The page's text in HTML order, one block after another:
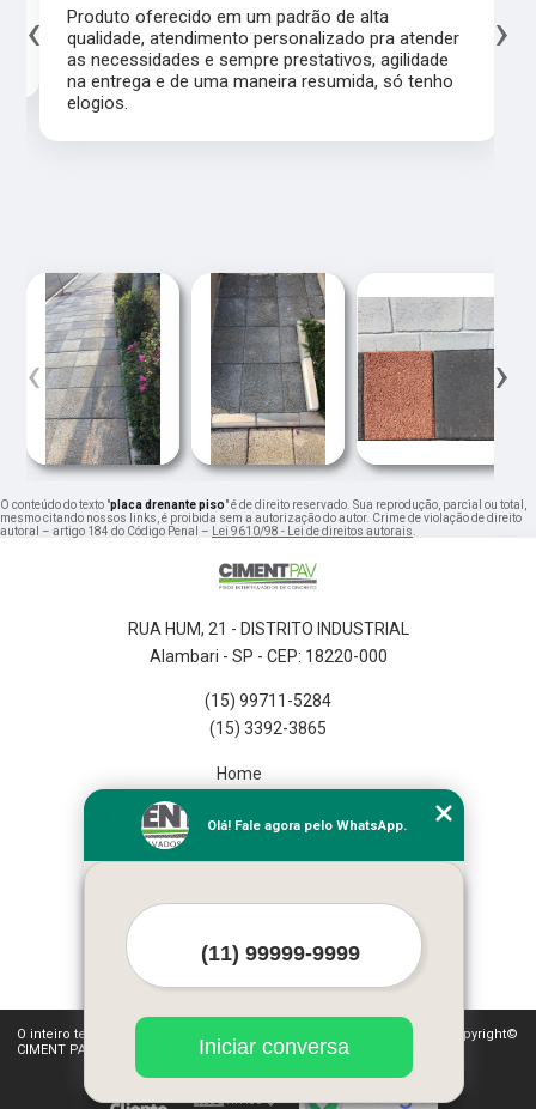
Produto oferecido em um padrão de alta
qualidade, atendimento personalizado pra atender
as necessidades e sempre prestativos, agilidade
na entrega e de uma maneira resumida, só tenho
elogios.
‹ ›
‹ ›
O conteúdo do texto "placa drenante piso" é de direito reservado. Sua reprodução, parcial ou total,
mesmo citando nossos links, é proibida sem a autorização do autor. Crime de violação de direito
autoral – artigo 184 do Código Penal –
Lei 9610/98 - Lei de direitos autorais
RUA HUM, 21 - DISTRITO INDUSTRIAL
Alambari - SP - CEP: 18220-000
(15) 99711-5284
(15) 3392-3865
Home
Missão
O inteiro teor deste site está sujeito à proteção de direitos autorais. Copyright©
CIMENT PAV (Lei 9610 de 19/02/1998)
Olá! Fale agora pelo WhatsApp.
Iniciar conversa